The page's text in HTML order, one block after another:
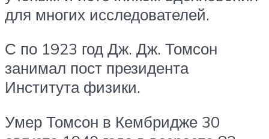
для многих исследователей.
С по 1923 год Дж. Дж. Томсон
занимал пост президента
Института физики.
Умер Томсон в Кембридже 30